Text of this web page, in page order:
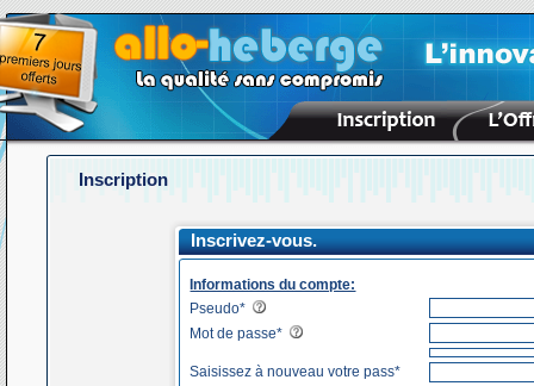
Inscription
Inscrivez-vous.
Informations du compte:
Pseudo*
Mot de passe*
Saisissez à nouveau votre pass*